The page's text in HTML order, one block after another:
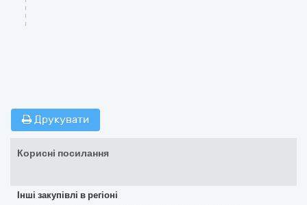
Друкувати
Корисні посилання
Інші закупівлі в регіоні